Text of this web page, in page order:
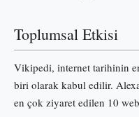
Toplumsal Etkisi
Vikipedi, internet tarihinin
biri olarak kabul edilir.
en çok ziyaret edilen 10